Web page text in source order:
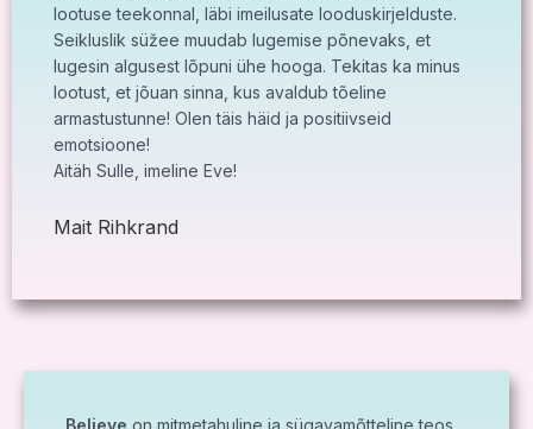
lootuse teekonnal, läbi imeilusate looduskirjelduste.
Seikluslik süžee muudab lugemise põnevaks, et
lugesin algusest lõpuni ühe hooga. Tekitas ka minus
lootust, et jõuan sinna, kus avaldub tõeline
armastustunne! Olen täis häid ja positiivseid
emotsioone!
Aitäh Sulle, imeline Eve!
Mait Rihkrand
Believe on mitmetahuline ja sügavamõtteline teos,